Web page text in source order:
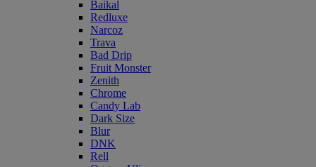
Baikal
Redluxe
Narcoz
Trava
Bad Drip
Fruit Monster
Zenith
Chrome
Candy Lab
Dark Size
Blur
DNK
Rell